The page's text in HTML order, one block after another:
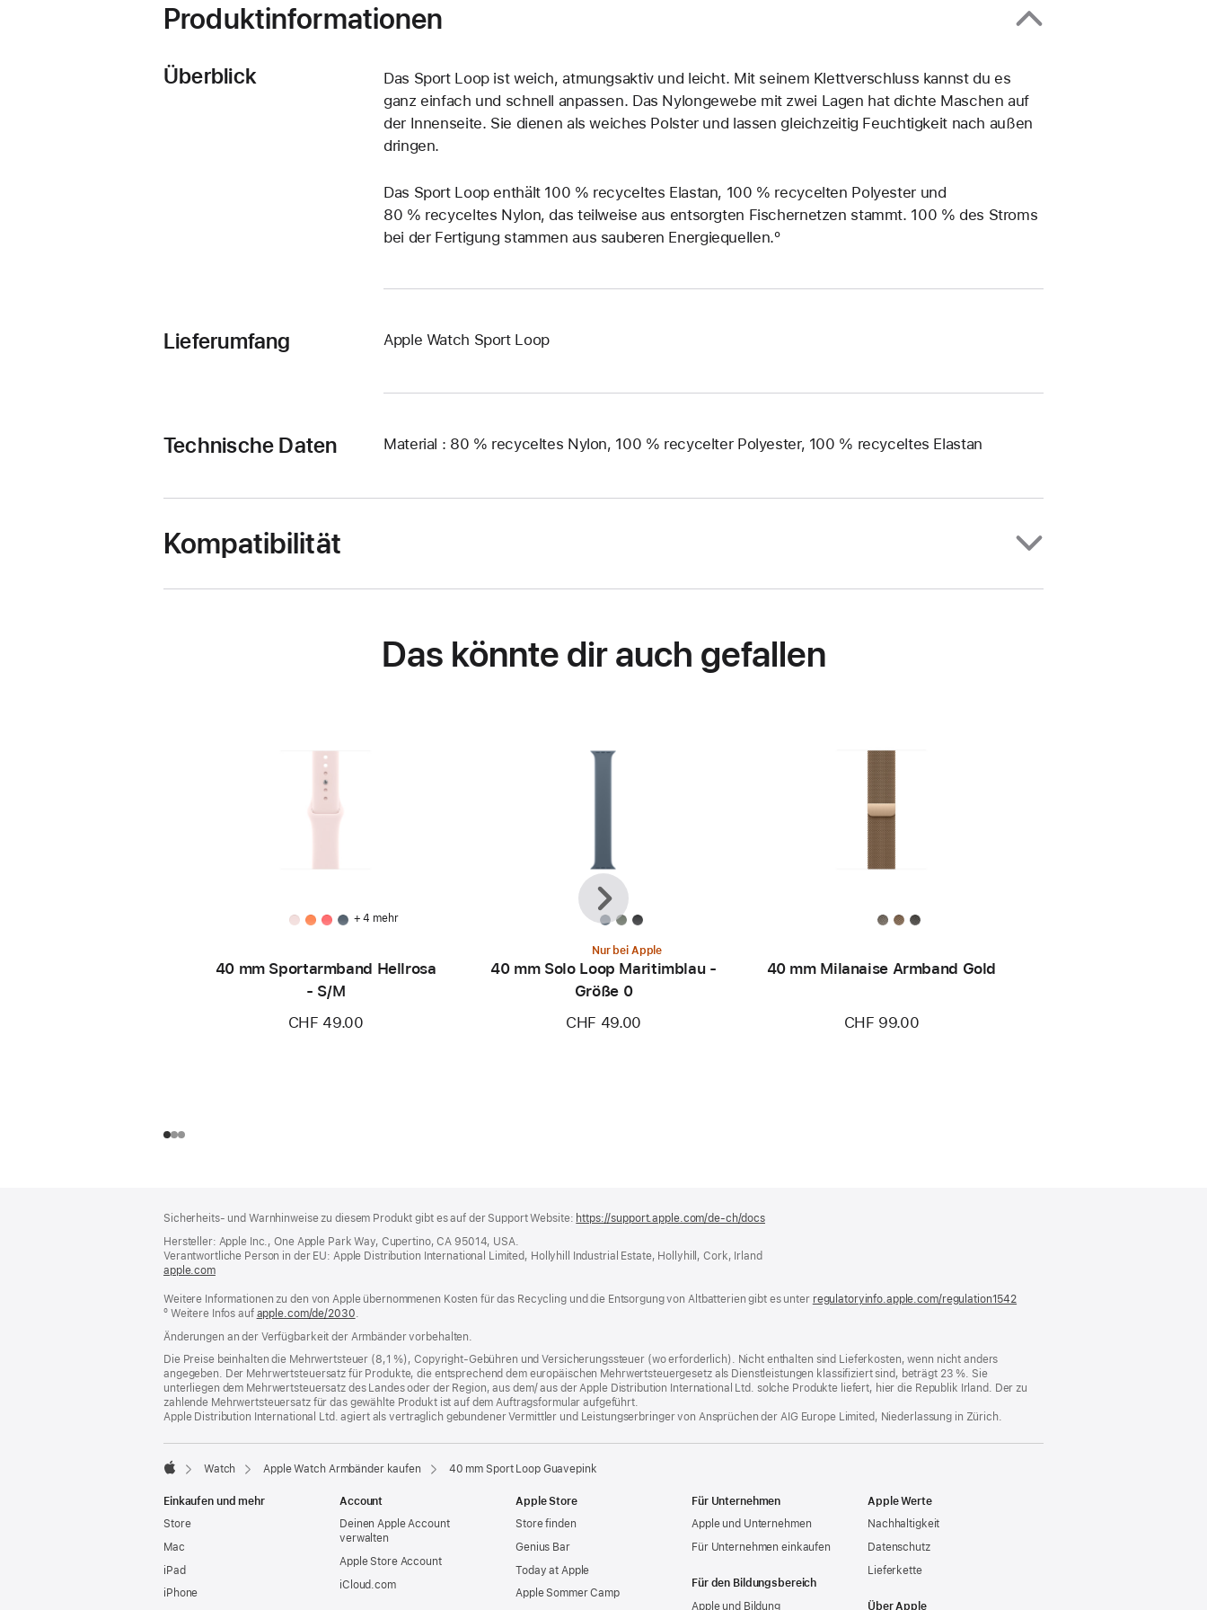
Produktinformationen
Überblick
Das Sport Loop ist weich, atmungsaktiv und leicht. Mit seinem Klettverschluss kannst du es
ganz einfach und schnell anpassen. Das Nylongewebe mit zwei Lagen hat dichte Maschen auf
der Innenseite. Sie dienen als weiches Polster und lassen gleichzeitig Feuchtigkeit nach außen
dringen.
Das Sport Loop enthält 100 % recyceltes Elastan, 100 % recycelten Polyester und
80 % recyceltes Nylon, das teilweise aus entsorgten Fischernetzen stammt. 100 % des Stroms
bei der Fertigung stammen aus sauberen Energiequellen.º
Lieferumfang Apple Watch Sport Loop
Technische Daten Material : 80 % recyceltes Nylon, 100 % recycelter Polyester, 100 % recyceltes Elastan
Kompatibilität
Das könnte dir auch gefallen
+ 4 mehr
40 mm Sportarmband Hellrosa
- S/M
CHF 49.00
Nur bei Apple
40 mm Solo Loop Maritimblau -
Größe 0
CHF 49.00
40 mm Milanaise Armband Gold
CHF 99.00
Zurück
Weiter
Sicherheits- und Warnhinweise zu diesem Produkt gibt es auf der Support Website: https://support.apple.com/de-ch/docs(öffnet
Hersteller: Apple Inc., One Apple Park Way, Cupertino, CA 95014, USA.
Verantwortliche Person in der EU: Apple Distribution International Limited, Hollyhill Industrial Estate, Hollyhill, Cork, Irland
apple.com(öffnet
neues
Fenster)
Weitere Informationen zu den von Apple übernommenen Kosten für das Recycling und die Entsorgung von Altbatterien gibt es unter regulatoryinfo.apple.com/regulation1542
º Weitere Infos auf apple.com/de/2030.
Änderungen an der Verfügbarkeit der Armbänder vorbehalten.
Die Preise beinhalten die Mehrwertsteuer (8,1 %), Copyright-Gebühren und Versicherungssteuer (wo erforderlich). Nicht enthalten sind Lieferkosten, wenn nicht anders
angegeben. Der Mehrwertsteuersatz für Produkte, die entsprechend dem europäischen Mehrwertsteuergesetz als Dienstleistungen klassifiziert sind, beträgt 23 %. Sie
unterliegen dem Mehrwertsteuersatz des Landes oder der Region, aus dem/ aus der Apple Distribution International Ltd. solche Produkte liefert, hier die Republik Irland. Der zu
zahlende Mehrwertsteuersatz für das gewählte Produkt ist auf dem Auftragsformular aufgeführt.
Apple Distribution International Ltd. agiert als vertraglich gebundener Vermittler und Leistungserbringer von Ansprüchen der AIG Europe Limited, Niederlassung in Zürich.
Watch Apple Watch Armbänder kaufen 40 mm Sport Loop Guavepink
Einkaufen und mehr
Store
Mac
iPad
iPhone
Account
Deinen Apple Account
verwalten
Apple Store Account
iCloud.com
Apple Store
Store finden
Genius Bar
Today at Apple
Apple Sommer Camp
Für Unternehmen
Apple und Unternehmen
Für Unternehmen einkaufen
Für den Bildungsbereich
Apple und Bildung
Apple Werte
Nachhaltigkeit
Datenschutz
Lieferkette
Über Apple